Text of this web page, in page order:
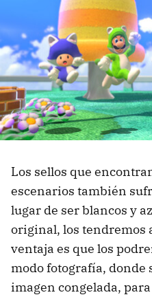
Los sellos que
escenarios también
lugar de ser blancos y
original, los tendremos
ventaja es que los
modo fotografía, donde
imagen congelada,